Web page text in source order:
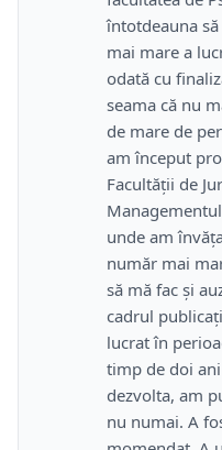
întotdeauna
mai mare a
odată cu
seama că nu
de mare de
am început
Facultății de
unde am
număr mai
să mă fac și
cadrul
lucrat în
timp de doi
dezvolta, am
nu numai. A